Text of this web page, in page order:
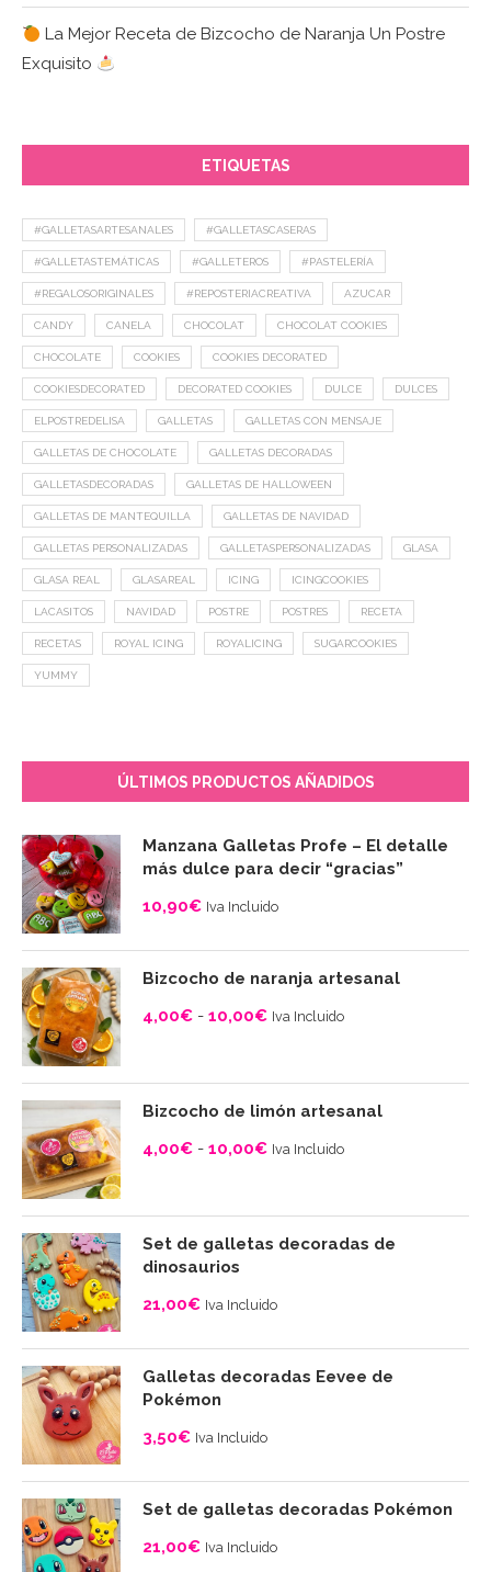
La Mejor Receta de Bizcocho de Naranja Un Postre
Exquisito
ETIQUETAS
#GALLETASARTESANALES #GALLETASCASERAS
#GALLETASTEMÁTICAS #GALLETEROS #PASTELERÍA
#REGALOSORIGINALES #REPOSTERIACREATIVA AZUCAR
CANDY CANELA CHOCOLAT CHOCOLAT COOKIES
CHOCOLATE COOKIES COOKIES DECORATED
COOKIESDECORATED DECORATED COOKIES DULCE DULCES
ELPOSTREDELISA GALLETAS GALLETAS CON MENSAJE
GALLETAS DE CHOCOLATE GALLETAS DECORADAS
GALLETASDECORADAS GALLETAS DE HALLOWEEN
GALLETAS DE MANTEQUILLA GALLETAS DE NAVIDAD
GALLETAS PERSONALIZADAS GALLETASPERSONALIZADAS GLASA
GLASA REAL GLASAREAL ICING ICINGCOOKIES
LACASITOS NAVIDAD POSTRE POSTRES RECETA
RECETAS ROYAL ICING ROYALICING SUGARCOOKIES
YUMMY
ÚLTIMOS PRODUCTOS AÑADIDOS
Manzana Galletas Profe – El detalle
más dulce para decir “gracias”
10,90€ Iva Incluido
Bizcocho de naranja artesanal
4,00€ - 10,00€
Rango
de
precios:
desde
4,00€
hasta
Iva Incluido
Bizcocho de limón artesanal
4,00€ - 10,00€
Rango
de
precios:
desde
4,00€
hasta
Iva Incluido
Set de galletas decoradas de
dinosaurios
21,00€ Iva Incluido
Galletas decoradas Eevee de
Pokémon
3,50€ Iva Incluido
Set de galletas decoradas Pokémon
21,00€ Iva Incluido